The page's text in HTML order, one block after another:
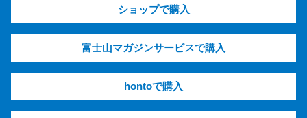
ショップで購入
富士山マガジンサービスで購入
hontoで購入